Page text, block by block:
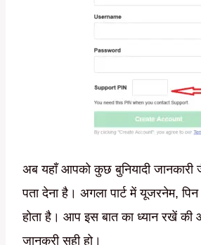
अब यहाँ आपको कुछ बुनियादी
पता देना है। अगला पार्ट में यूजरनेम,
होता है। आप इस बात का ध्यान रखें की
जानकरी सही हो।